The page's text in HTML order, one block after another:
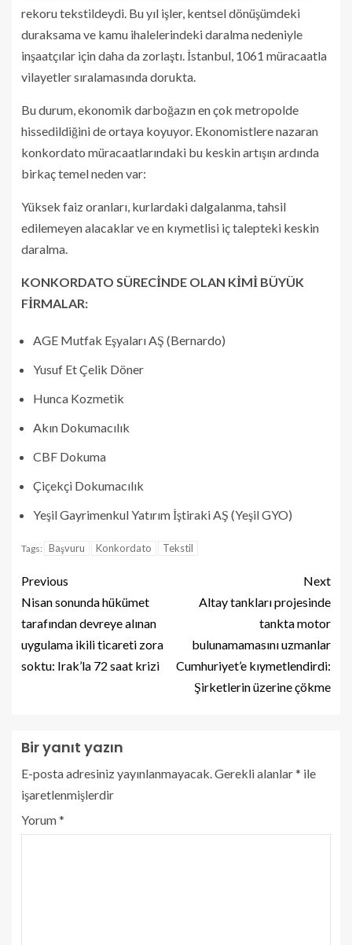
rekoru tekstildeydi. Bu yıl işler, kentsel dönüşümdeki
duraksama ve kamu ihalelerindeki daralma nedeniyle
inşaatçılar için daha da zorlaştı. İstanbul, 1061 müracaatla
vilayetler sıralamasında dorukta.
Bu durum, ekonomik darboğazın en çok metropolde
hissedildiğini de ortaya koyuyor. Ekonomistlere nazaran
konkordato müracaatlarındaki bu keskin artışın ardında
birkaç temel neden var:
Yüksek faiz oranları, kurlardaki dalgalanma, tahsil
edilemeyen alacaklar ve en kıymetlisi iç talepteki keskin
daralma.
KONKORDATO SÜRECİNDE OLAN KİMİ BÜYÜK
FİRMALAR:
AGE Mutfak Eşyaları AŞ (Bernardo)
Yusuf Et Çelik Döner
Hunca Kozmetik
Akın Dokumacılık
CBF Dokuma
Çiçekçi Dokumacılık
Yeşil Gayrimenkul Yatırım İştiraki AŞ (Yeşil GYO)
Tags: Başvuru Konkordato Tekstil
Previous
Nisan sonunda hükümet
tarafından devreye alınan
uygulama ikili ticareti zora
soktu: Irak’la 72 saat krizi
Next
Altay tankları projesinde
tankta motor
bulunamamasını uzmanlar
Cumhuriyet’e kıymetlendirdi:
Şirketlerin üzerine çökme
Bir yanıt yazın
E-posta adresiniz yayınlanmayacak. Gerekli alanlar* ile
işaretlenmişlerdir
Yorum*